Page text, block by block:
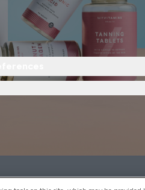
(FRN: 1022962), trading